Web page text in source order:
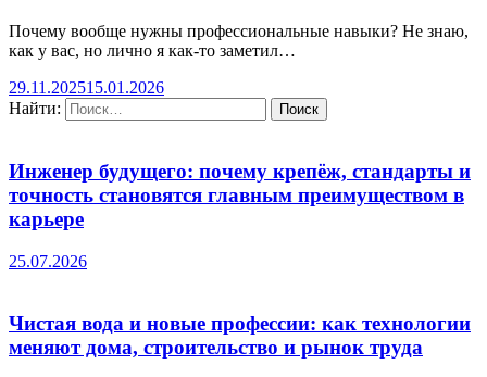
Почему вообще нужны профессиональные навыки? Не знаю,
как у вас, но лично я как-то заметил…
29.11.202515.01.2026
Найти:
Инженер будущего: почему крепёж, стандарты и
точность становятся главным преимуществом в
карьере
25.07.2026
Чистая вода и новые профессии: как технологии
меняют дома, строительство и рынок труда